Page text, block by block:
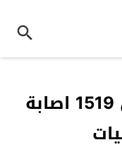
الصحة الكويتية تسجل 1519 اصابة